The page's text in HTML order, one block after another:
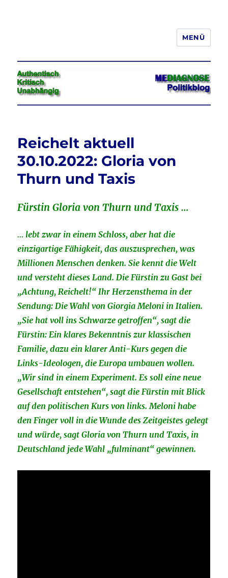
Jeder hat das Recht, seine
Meinung in Wort, Schrift und Bild
frei zu äußern und zu verbreiten
MENÜ
Reichelt aktuell
30.10.2022: Gloria von
Thurn und Taxis
Fürstin Gloria von Thurn und Taxis …
… lebt zwar in einem Schloss, aber hat die
einzigartige Fähigkeit, das auszusprechen, was
Millionen Menschen denken. Sie kennt die Welt
und versteht dieses Land. Die Fürstin zu Gast bei
„Achtung, Reichelt!“ Ihr Herzensthema in der
Sendung: Die Wahl von Giorgia Meloni in Italien.
„Sie hat voll ins Schwarze getroffen“, sagt die
Fürstin: Ein klares Bekenntnis zur klassischen
Familie, dazu ein klarer Anti-Kurs gegen die
Links-Ideologen, die Europa umbauen wollen.
„Wir sind in einem Experiment. Es soll eine neue
Gesellschaft entstehen“, sagt die Fürstin mit Blick
auf den politischen Kurs von links. Meloni habe
den Finger voll in die Wunde des Zeitgeistes gelegt
und würde, sagt Gloria von Thurn und Taxis, in
Deutschland jede Wahl „fulminant“ gewinnen.